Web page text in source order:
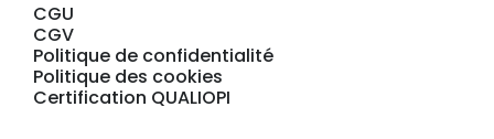
CGU
CGV
Politique de confidentialité
Politique des cookies
Certification QUALIOPI